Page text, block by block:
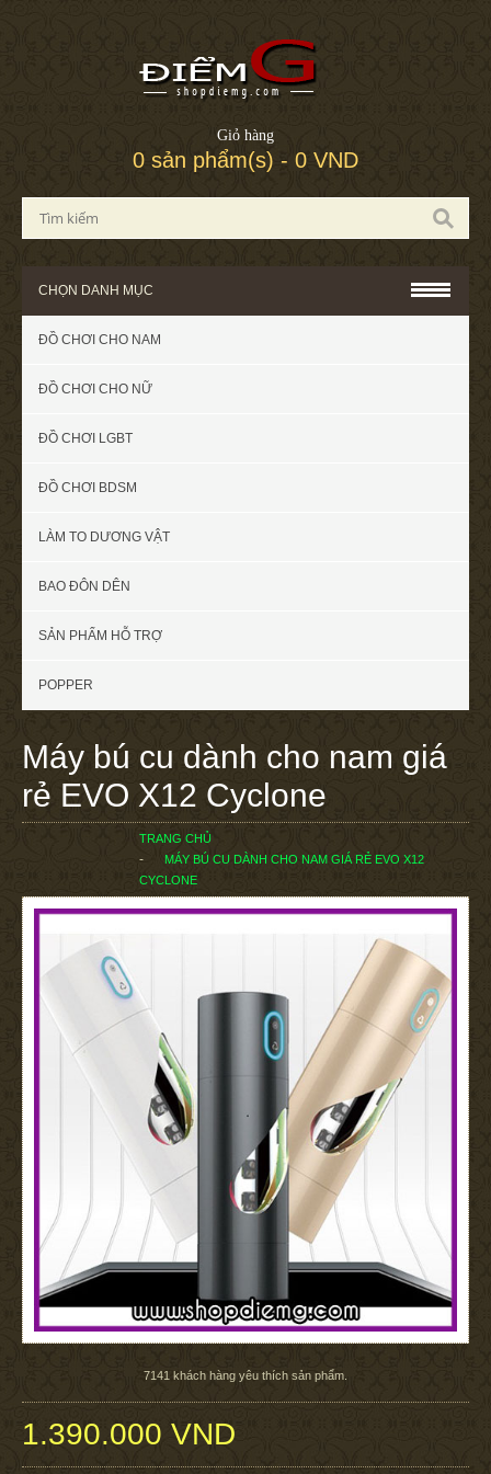
Giỏ hàng
0 sản phẩm(s) - 0 VND
CHỌN DANH MỤC
ĐỒ CHƠI CHO NAM
ĐỒ CHƠI CHO NỮ
ĐỒ CHƠI LGBT
ĐỒ CHƠI BDSM
LÀM TO DƯƠNG VẬT
BAO ĐÔN DÊN
SẢN PHẨM HỖ TRỢ
POPPER
Máy bú cu dành cho nam giá
rẻ EVO X12 Cyclone
TRANG CHỦ
MÁY BÚ CU DÀNH CHO NAM GIÁ RẺ EVO X12
CYCLONE
7141 khách hàng yêu thích sản phẩm.
1.390.000 VND